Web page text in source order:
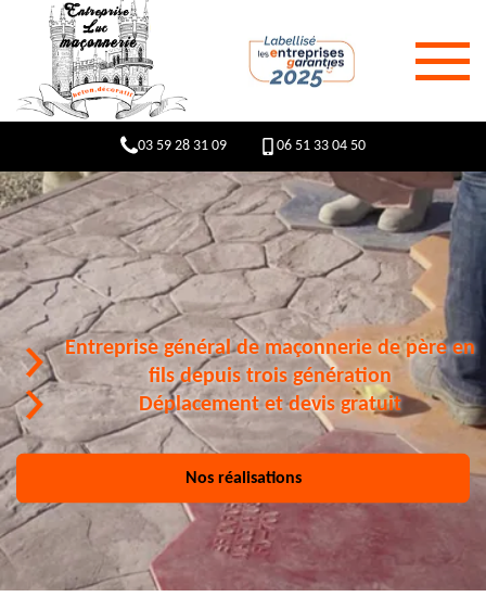
03 59 28 31 09 06 51 33 04 50
Entreprise général de maçonnerie de père en
fils depuis trois génération
Déplacement et devis gratuit
Nos réalisations